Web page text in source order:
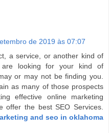
de 2019 às 07:07
a service, or another kind of
are looking for your kind of
or may not be finding you.
as many of those prospects
effective online marketing
offer the best SEO Services.
and seo in oklahoma